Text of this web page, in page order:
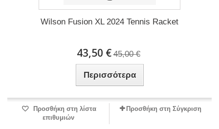
Wilson Fusion XL 2024 Tennis Racket
43,50 € 45,00 €
Περισσότερα
Προσθήκη στη λίστα
επιθυμιών
Προσθήκη στη Σύγκριση